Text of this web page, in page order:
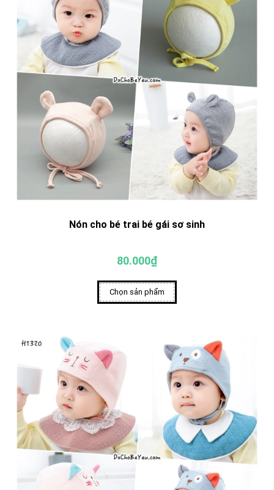
Nón cho bé trai bé gái sơ sinh
80.000₫
Chọn sản phẩm